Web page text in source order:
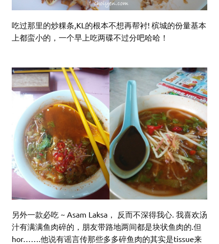
吃过那里的炒粿条,KL的根本不想再帮衬! 槟城的份量基本
上都蛮小的，一个早上吃两碟不过分吧哈哈！
另外一款必吃 ~ Asam Laksa， 反而不深得我心. 我喜欢汤
汁有满满鱼肉碎的，朋友带路地两间都是块状鱼肉的.但
hor…….他说有谣言传那些多多碎鱼肉的其实是tissue来